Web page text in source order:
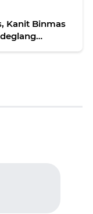
Kanit Binmas